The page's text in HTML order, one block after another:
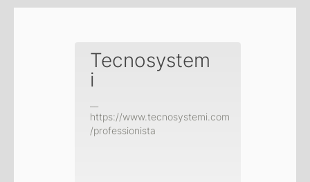
Tecnosystem
i
https://www.tecnosystemi.com
/professionista